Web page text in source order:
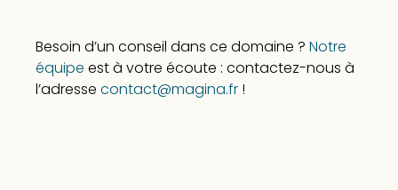
Besoin d’un conseil dans ce domaine ? Notre
équipe est à votre écoute : contactez-nous à
l’adresse contact@magina.fr!